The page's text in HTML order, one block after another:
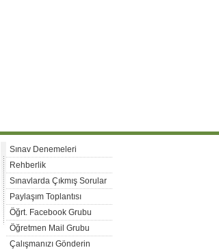
Sınav Denemeleri
Rehberlik
Sınavlarda Çıkmış Sorular
Paylaşım Toplantısı
Öğrt. Facebook Grubu
Öğretmen Mail Grubu
Çalışmanızı Gönderin